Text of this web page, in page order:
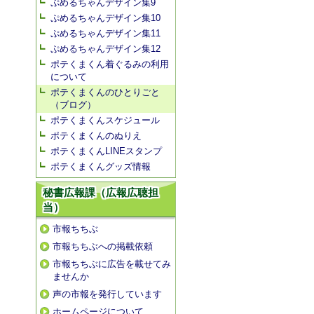
ぷめるちゃんデザイン集9
ぷめるちゃんデザイン集10
ぷめるちゃんデザイン集11
ぷめるちゃんデザイン集12
ポテくまくん着ぐるみの利用
について
ポテくまくんのひとりごと
（ブログ）
ポテくまくんスケジュール
ポテくまくんのぬりえ
ポテくまくんLINEスタンプ
ポテくまくんグッズ情報
秘書広報課（広報広聴担
当）
市報ちちぶ
市報ちちぶへの掲載依頼
市報ちちぶに広告を載せてみ
ませんか
声の市報を発行しています
ホームページについて